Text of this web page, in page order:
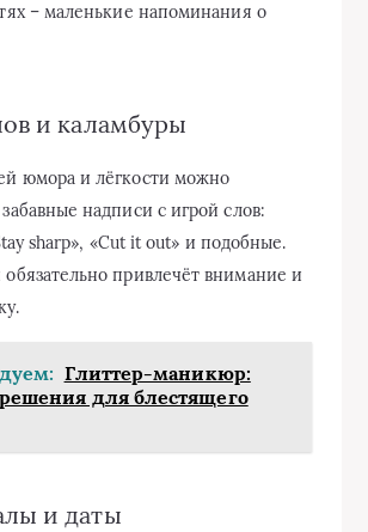
– маленькие напоминания о
и каламбуры
юмора и лёгкости можно
забавные надписи с игрой слов:
sharp», «Cut it out» и подобные.
привлечёт внимание и
Глиттер-маникюр:
для блестящего
и даты